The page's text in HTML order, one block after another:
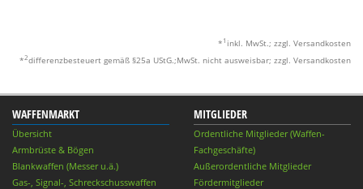
* 1 inkl. MwSt.; zzgl. Versandkosten
*2differenzbesteuert gemäß §25a UStG.;MwSt. nicht ausweisbar; zzgl. Versandkosten
WAFFENMARKT
Übersicht
Armbrüste & Bögen
Blankwaffen (Messer u.ä.)
Gas-, Signal-, Schreckschusswaffen
MITGLIEDER
Ordentliche Mitglieder (Waffen-
Fachgeschäfte)
Außerordentliche Mitglieder
Fördermitglieder